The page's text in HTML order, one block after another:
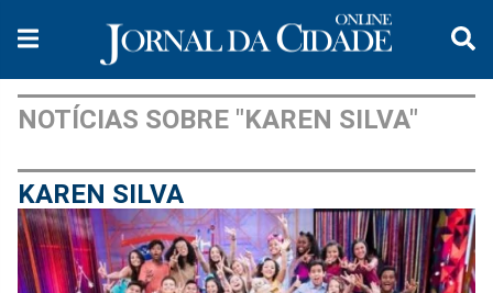
NOTÍCIAS SOBRE "KAREN SILVA"
KAREN SILVA